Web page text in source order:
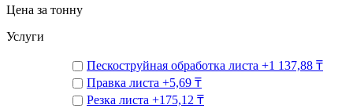
Цена за тонну
Услуги
Пескоструйная обработка листа +1 137,88 ₸
Правка листа +5,69 ₸
Резка листа +175,12 ₸